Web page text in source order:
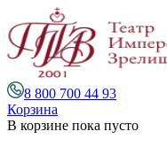
8 800 700 44 93
Корзина
В корзине пока пусто